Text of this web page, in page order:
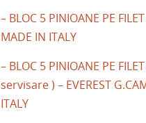
– BLOC 5 PINIOANE PE
MADE IN ITALY
– BLOC 5 PINIOANE PE
servisare ) – EVEREST
ITALY